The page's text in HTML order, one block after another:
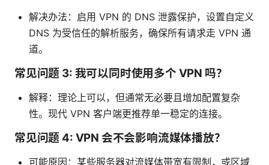
解决办法：启用 VPN 的 DNS 泄露保护，设置自定义
DNS 为受信任的解析服务，确保所有请求走 VPN 通
道。
常见问题 3: 我可以同时使用多个 VPN 吗？
解释：理论上可以，但通常无必要且增加配置复杂
性。现代 VPN 客户端更推荐单一稳定的连接。
常见问题 4: VPN 会不会影响流媒体播放？
可能原因：某些服务器对流媒体带宽有限制，或区域